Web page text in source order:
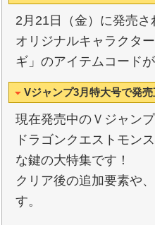
2月21日（金）に発売
オリジナルキャラクタ
ギ」のアイテムコード
Vジャンプ3月特大号で発
現在発売中のＶジャン
ドラゴンクエストモン
な鍵の大特集です！
クリア後の追加要素や
す。